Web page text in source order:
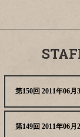
第150回 2011年06月
第149回 2011年06月